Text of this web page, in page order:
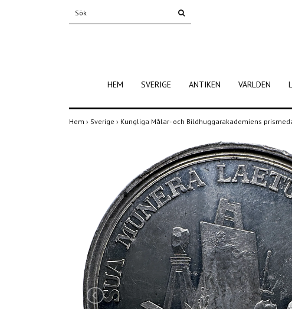
HEM SVERIGE ANTIKEN VÄRLDEN
Hem › Sverige › Kungliga Målar- och Bildhuggarakademiens